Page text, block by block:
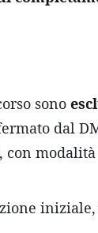
sono
dal
modalità
iniziale,